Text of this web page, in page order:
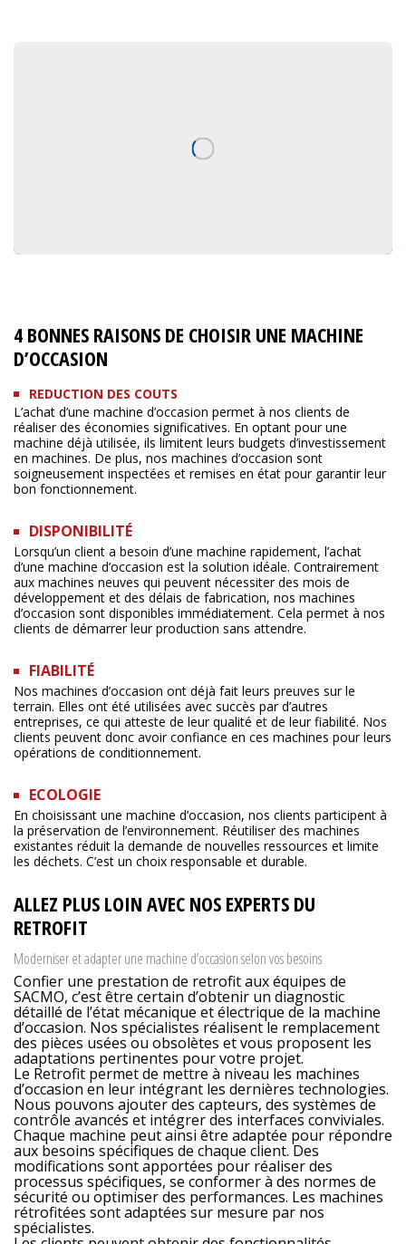
4 BONNES RAISONS DE CHOISIR UNE MACHINE
D’OCCASION
REDUCTION DES COUTS
L’achat d’une machine d’occasion permet à nos clients de
réaliser des économies significatives. En optant pour une
machine déjà utilisée, ils limitent leurs budgets d’investissement
en machines. De plus, nos machines d’occasion sont
soigneusement inspectées et remises en état pour garantir leur
bon fonctionnement.
DISPONIBILITÉ
Lorsqu’un client a besoin d’une machine rapidement, l’achat
d’une machine d’occasion est la solution idéale. Contrairement
aux machines neuves qui peuvent nécessiter des mois de
développement et des délais de fabrication, nos machines
d’occasion sont disponibles immédiatement. Cela permet à nos
clients de démarrer leur production sans attendre.
FIABILITÉ
Nos machines d’occasion ont déjà fait leurs preuves sur le
terrain. Elles ont été utilisées avec succès par d’autres
entreprises, ce qui atteste de leur qualité et de leur fiabilité. Nos
clients peuvent donc avoir confiance en ces machines pour leurs
opérations de conditionnement.
ECOLOGIE
En choisissant une machine d’occasion, nos clients participent à
la préservation de l’environnement. Réutiliser des machines
existantes réduit la demande de nouvelles ressources et limite
les déchets. C’est un choix responsable et durable.
ALLEZ PLUS LOIN AVEC NOS EXPERTS DU
RETROFIT
Moderniser et adapter une machine d’occasion selon vos besoins
Confier une prestation de retrofit aux équipes de
SACMO, c’est être certain d’obtenir un diagnostic
détaillé de l’état mécanique et électrique de la machine
d’occasion. Nos spécialistes réalisent le remplacement
des pièces usées ou obsolètes et vous proposent les
adaptations pertinentes pour votre projet.
Le Retrofit permet de mettre à niveau les machines
d’occasion en leur intégrant les dernières technologies.
Nous pouvons ajouter des capteurs, des systèmes de
contrôle avancés et intégrer des interfaces conviviales.
Chaque machine peut ainsi être adaptée pour répondre
aux besoins spécifiques de chaque client. Des
modifications sont apportées pour réaliser des
processus spécifiques, se conformer à des normes de
sécurité ou optimiser des performances. Les machines
rétrofitées sont adaptées sur mesure par nos
spécialistes.